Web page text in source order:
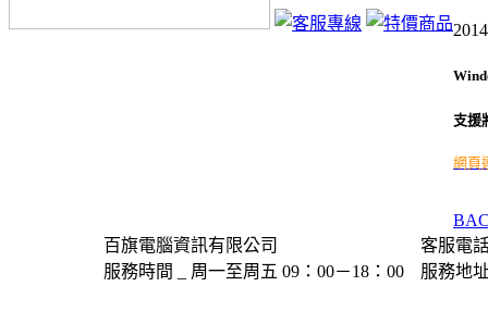
支援
網頁
百旗電腦資訊有限公司
服務時間 _ 周一至周五 09：00－18：00
客服電
服務地